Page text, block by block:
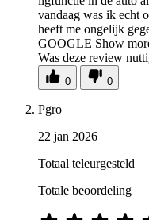
vandaag was ik echt
heeft me ongelijk
GOOGLE Show
Was deze review
0 0
Pgro
22 jan 2026
Totaal teleurgesteld
Totale beoordeling